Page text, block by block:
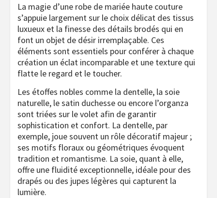
La magie d’une robe de mariée haute couture
s’appuie largement sur le choix délicat des tissus
luxueux et la finesse des détails brodés qui en
font un objet de désir irremplaçable. Ces
éléments sont essentiels pour conférer à chaque
création un éclat incomparable et une texture qui
flatte le regard et le toucher.
Les étoffes nobles comme la dentelle, la soie
naturelle, le satin duchesse ou encore l’organza
sont triées sur le volet afin de garantir
sophistication et confort. La dentelle, par
exemple, joue souvent un rôle décoratif majeur ;
ses motifs floraux ou géométriques évoquent
tradition et romantisme. La soie, quant à elle,
offre une fluidité exceptionnelle, idéale pour des
drapés ou des jupes légères qui capturent la
lumière.